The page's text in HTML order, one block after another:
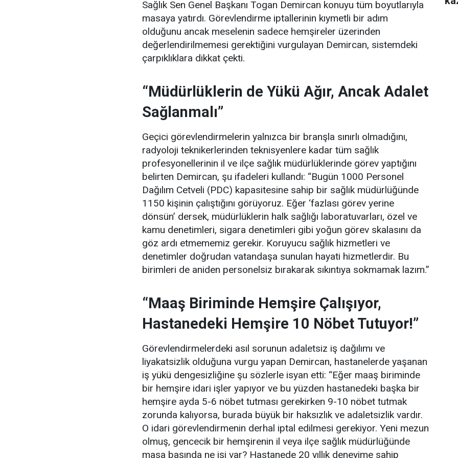
Sağlık Sen Genel Başkanı Togan Demircan konuyu tüm boyutlarıyla
masaya yatırdı. Görevlendirme iptallerinin kıymetli bir adım
olduğunu ancak meselenin sadece hemşireler üzerinden
değerlendirilmemesi gerektiğini vurgulayan Demircan, sistemdeki
çarpıklıklara dikkat çekti.
“Müdürlüklerin de Yükü Ağır, Ancak Adalet
Sağlanmalı”
Geçici görevlendirmelerin yalnızca bir branşla sınırlı olmadığını,
radyoloji teknikerlerinden teknisyenlere kadar tüm sağlık
profesyonellerinin il ve ilçe sağlık müdürlüklerinde görev yaptığını
belirten Demircan, şu ifadeleri kullandı: “Bugün 1000 Personel
Dağılım Cetveli (PDC) kapasitesine sahip bir sağlık müdürlüğünde
1150 kişinin çalıştığını görüyoruz. Eğer ‘fazlası görev yerine
dönsün’ dersek, müdürlüklerin halk sağlığı laboratuvarları, özel ve
kamu denetimleri, sigara denetimleri gibi yoğun görev skalasını da
göz ardı etmememiz gerekir. Koruyucu sağlık hizmetleri ve
denetimler doğrudan vatandaşa sunulan hayati hizmetlerdir. Bu
birimleri de aniden personelsiz bırakarak sıkıntıya sokmamak lazım.”
“Maaş Biriminde Hemşire Çalışıyor,
Hastanedeki Hemşire 10 Nöbet Tutuyor!”
Görevlendirmelerdeki asıl sorunun adaletsiz iş dağılımı ve
liyakatsizlik olduğuna vurgu yapan Demircan, hastanelerde yaşanan
iş yükü dengesizliğine şu sözlerle isyan etti: “Eğer maaş biriminde
bir hemşire idari işler yapıyor ve bu yüzden hastanedeki başka bir
hemşire ayda 5-6 nöbet tutması gerekirken 9-10 nöbet tutmak
zorunda kalıyorsa, burada büyük bir haksızlık ve adaletsizlik vardır.
O idari görevlendirmenin derhal iptal edilmesi gerekiyor. Yeni mezun
olmuş, gencecik bir hemşirenin il veya ilçe sağlık müdürlüğünde
masa başında ne işi var? Hastanede 20 yıllık deneyime sahip